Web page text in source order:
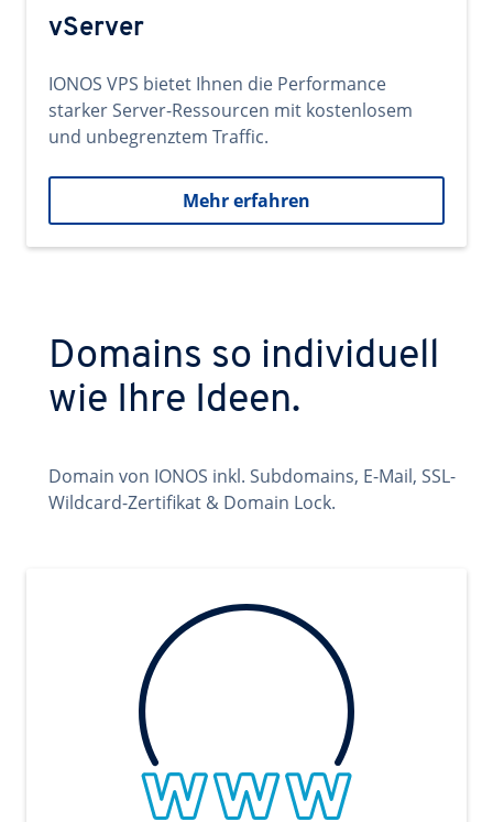
vServer
IONOS VPS bietet Ihnen die Performance
starker Server-Ressourcen mit kostenlosem
und unbegrenztem Traffic.
Mehr erfahren
Domains so individuell
wie Ihre Ideen.
Domain von IONOS inkl. Subdomains, E-Mail, SSL-
Wildcard-Zertifikat & Domain Lock.